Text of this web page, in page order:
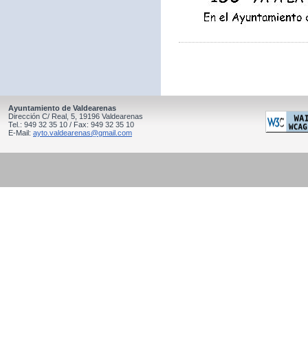
Ayuntamiento de Valdearenas
Dirección C/ Real, 5, 19196 Valdearenas
Tel.: 949 32 35 10 / Fax: 949 32 35 10
E-Mail: ayto.valdearenas@gmail.com